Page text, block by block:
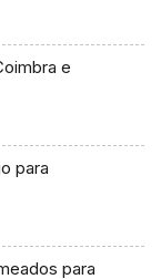
e
para
para